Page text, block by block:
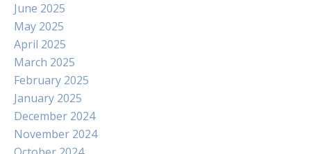
June 2025
May 2025
April 2025
March 2025
February 2025
January 2025
December 2024
November 2024